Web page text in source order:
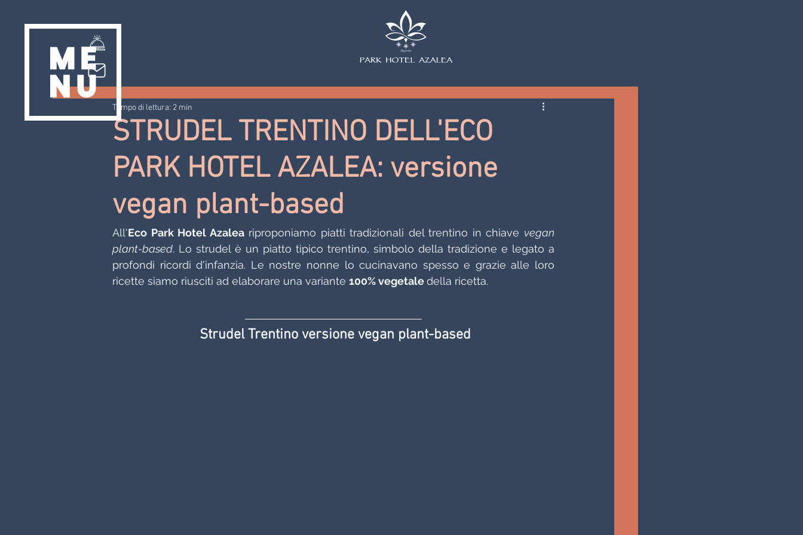
STRUDEL TRENTINO DELL'ECO
PARK HOTEL AZALEA: versione
vegan plant-based
Tempo di lettura: 2 min
All'Eco Park Hotel Azalea riproponiamo piatti tradizionali del trentino in chiave vegan
plant-based. Lo strudel è un piatto tipico trentino, simbolo della tradizione e legato a
profondi ricordi d'infanzia. Le nostre nonne lo cucinavano spesso e grazie alle loro
ricette siamo riusciti ad elaborare una variante 100% vegetale della ricetta.
Strudel Trentino versione vegan plant-based